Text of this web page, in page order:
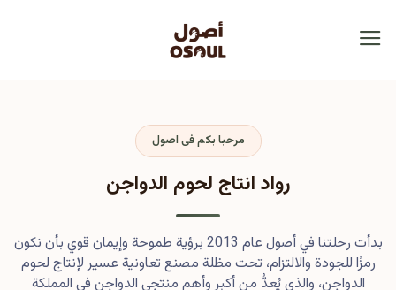
مرحبا بكم فى اصول
رواد انتاج لحوم الدواجن
بدأت رحلتنا في أصول عام 2013 برؤية طموحة وإيمان قوي بأن نكون
رمزًا للجودة والالتزام، تحت مظلة مصنع تعاونية عسير لإنتاج لحوم
الدواجن، والذي يُعدُّ من أكبر وأهم منتجي الدواجن في المملكة